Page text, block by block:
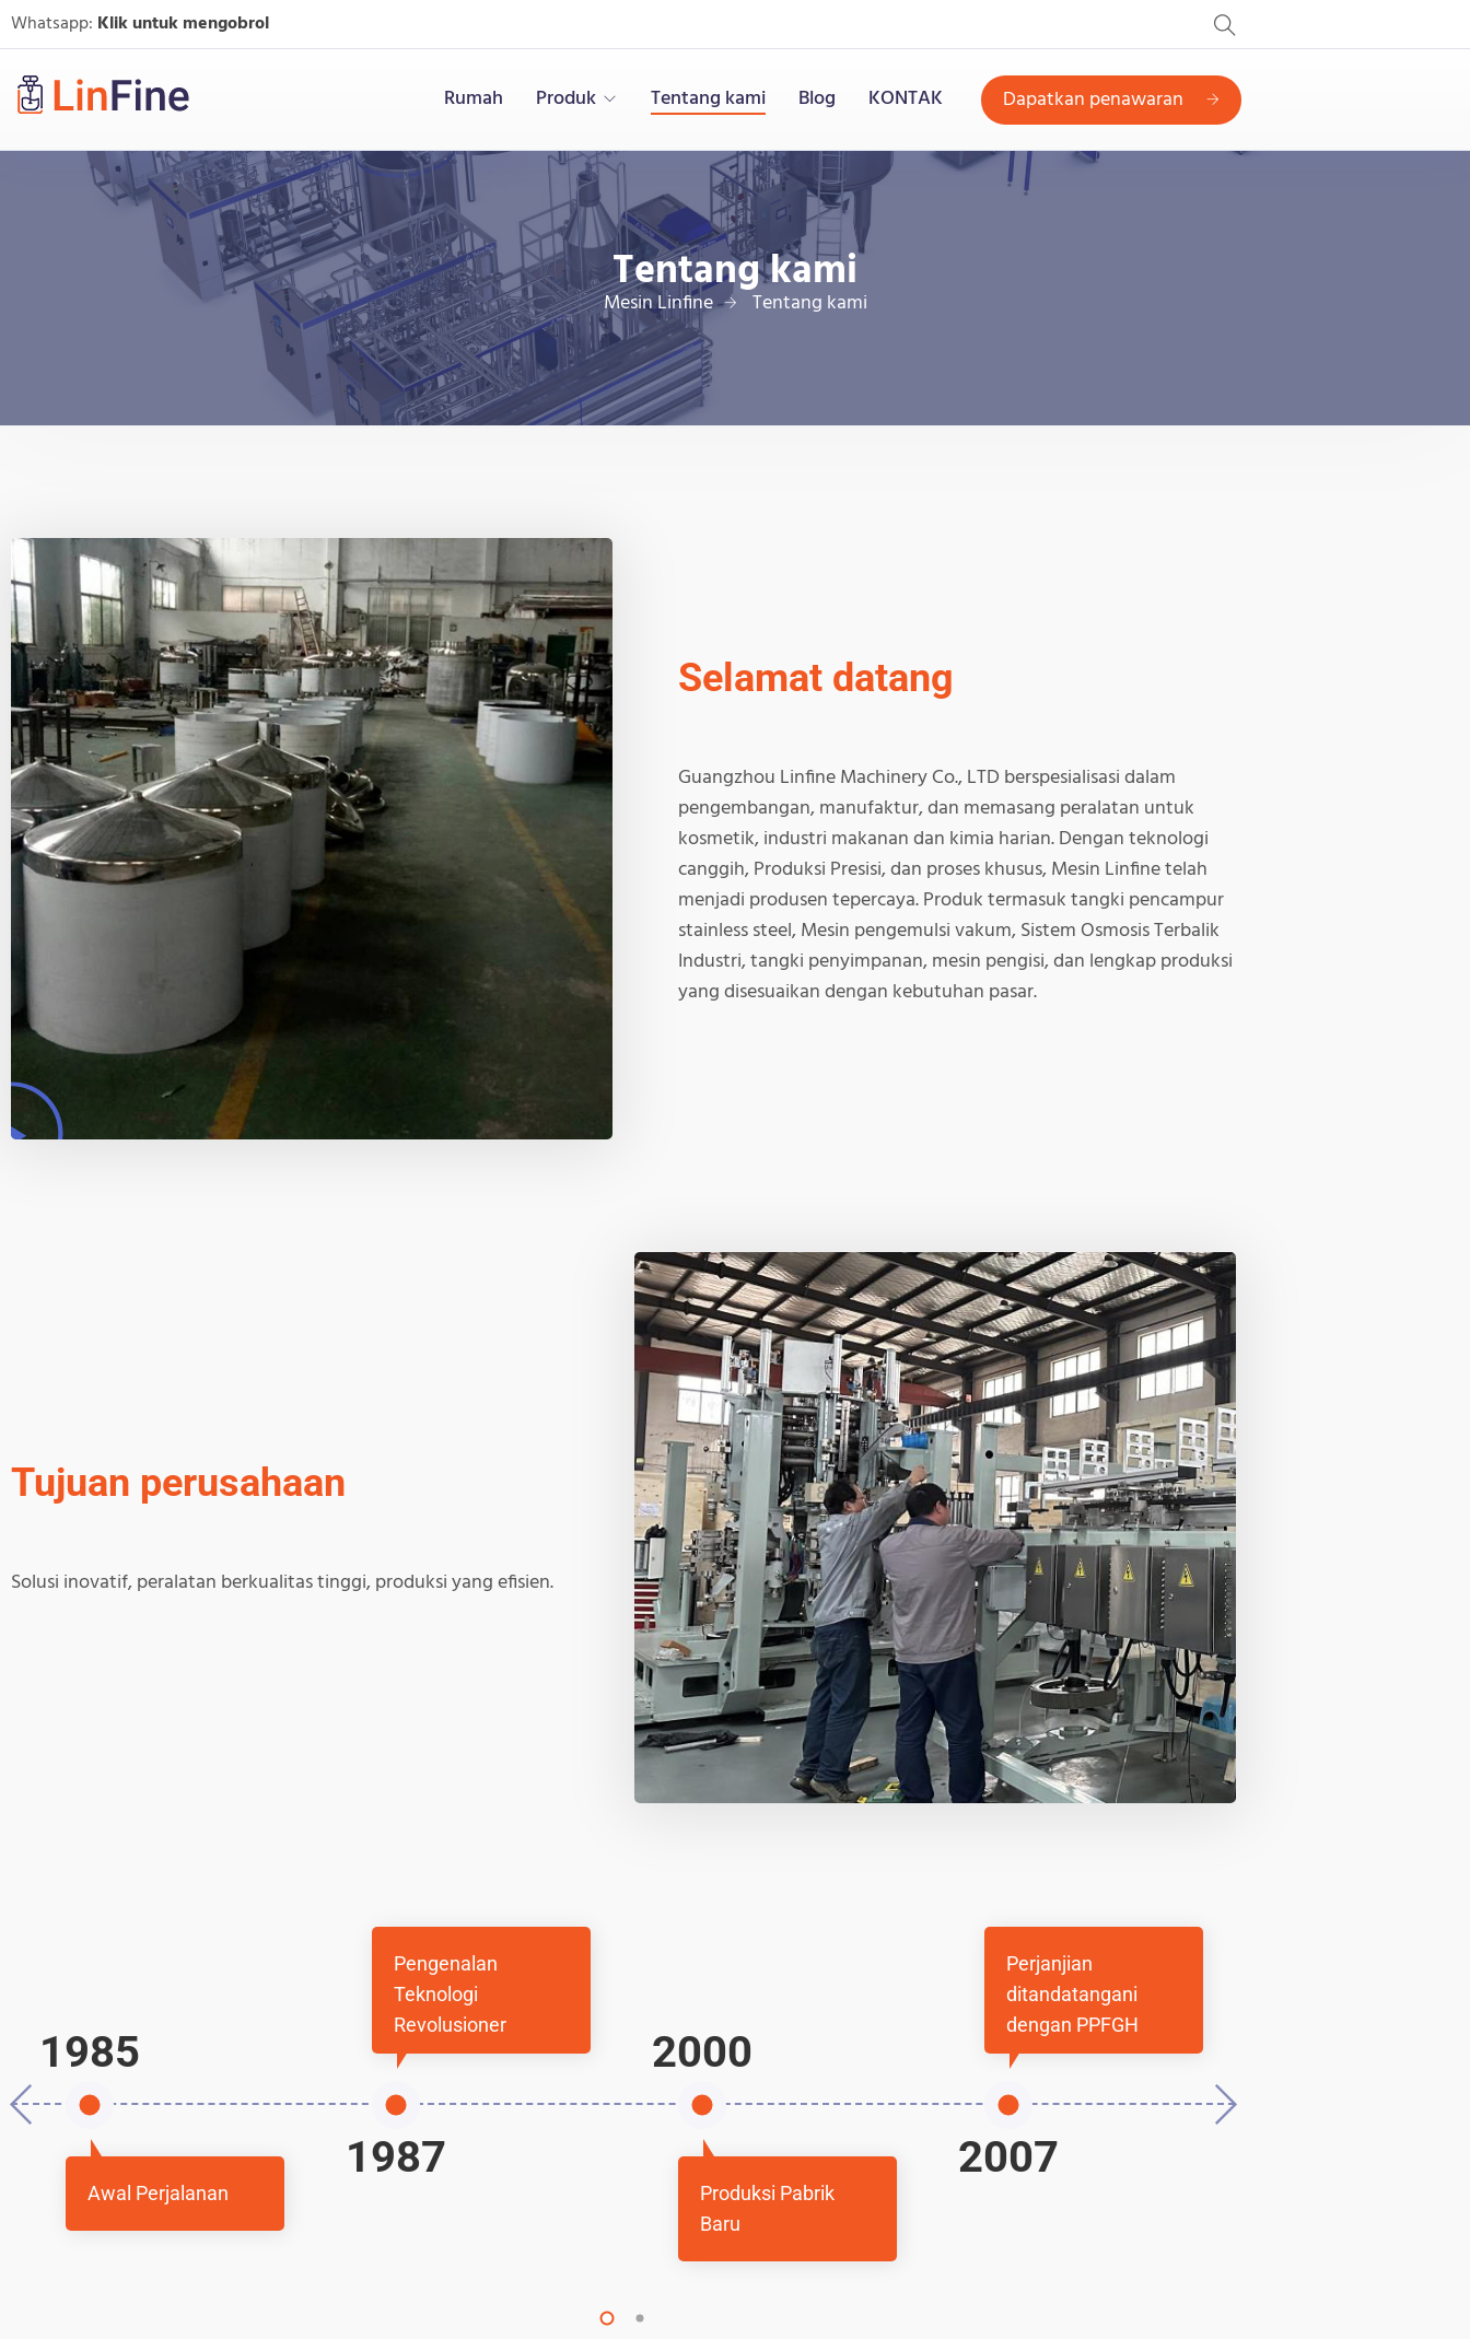
Whatsapp: Klik untuk mengobrol
Rumah Produk Tentang kami Blog KONTAK Dapatkan penawaran
Tentang kami
Mesin Linfine Tentang kami
Selamat datang
Guangzhou Linfine Machinery Co., LTD berspesialisasi dalam
pengembangan, manufaktur, dan memasang peralatan untuk
kosmetik, industri makanan dan kimia harian. Dengan teknologi
canggih, Produksi Presisi, dan proses khusus, Mesin Linfine telah
menjadi produsen tepercaya. Produk termasuk tangki pencampur
stainless steel, Mesin pengemulsi vakum, Sistem Osmosis Terbalik
Industri, tangki penyimpanan, mesin pengisi, dan lengkap produksi
yang disesuaikan dengan kebutuhan pasar.
Tujuan perusahaan
Solusi inovatif, peralatan berkualitas tinggi, produksi yang efisien.
1985
Awal Perjalanan
1987
Pengenalan
Teknologi
Revolusioner
2000
Produksi Pabrik
Baru
2007
Perjanjian
ditandatangani
dengan PPFGH